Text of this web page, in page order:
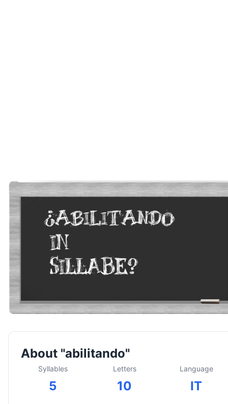
About "abilitando"
Syllables
5
Letters
10
Language
IT